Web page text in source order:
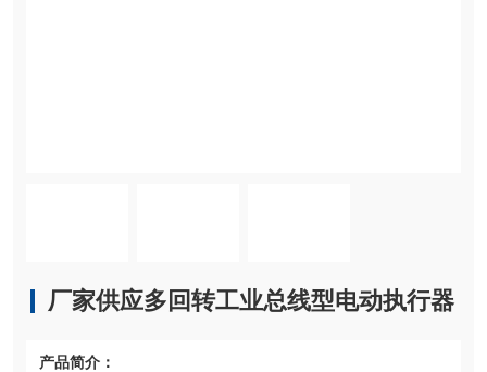
厂家供应多回转工业总线型电动执行器
产品简介：